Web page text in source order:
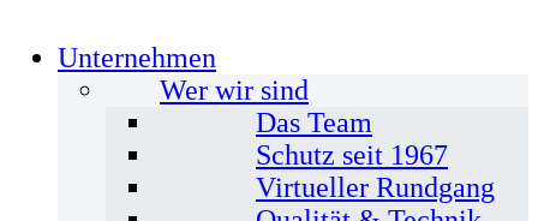
Unternehmen
Wer wir sind
Das Team
Schutz seit 1967
Virtueller Rundgang